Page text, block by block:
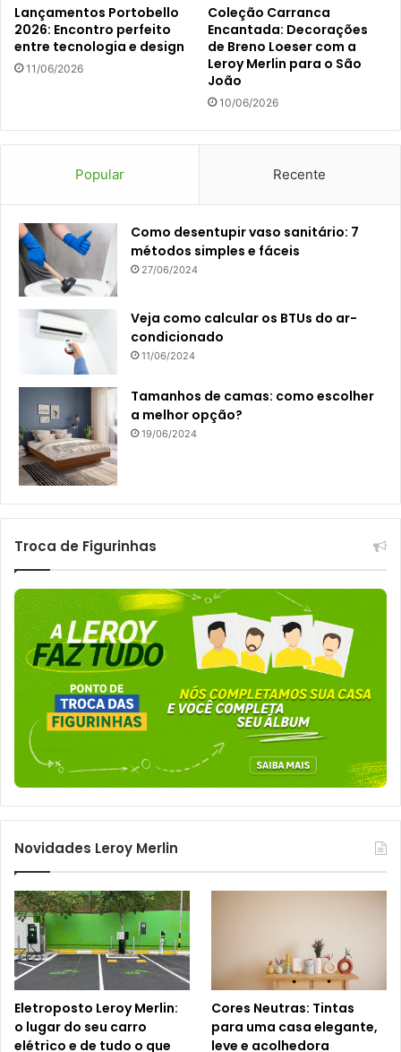
Lançamentos Portobello
2026: Encontro perfeito
entre tecnologia e design
11/06/2026
Coleção Carranca
Encantada: Decorações
de Breno Loeser com a
Leroy Merlin para o São
João
10/06/2026
Popular Recente
Como desentupir vaso sanitário: 7
métodos simples e fáceis
27/06/2024
Veja como calcular os BTUs do ar-
condicionado
11/06/2024
Tamanhos de camas: como escolher
a melhor opção?
19/06/2024
Troca de Figurinhas
Novidades Leroy Merlin
Eletroposto Leroy Merlin:
o lugar do seu carro
elétrico e de tudo o que
Cores Neutras: Tintas
para uma casa elegante,
leve e acolhedora